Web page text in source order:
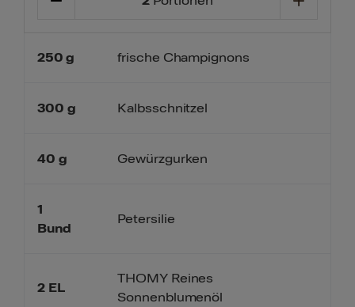
250 g
300 g
40 g
1
Bund
2 EL
frische Champignons
Kalbsschnitzel
Gewürzgurken
Petersilie
THOMY Reines
Sonnenblumenöl